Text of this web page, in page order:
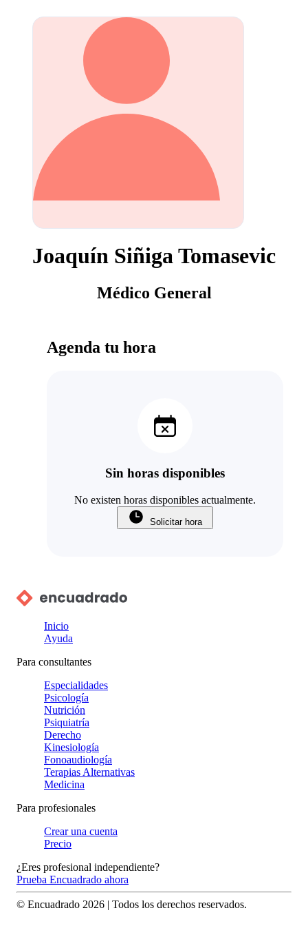
Joaquín Siñiga Tomasevic
Médico General
Agenda tu hora
Sin horas disponibles
No existen horas disponibles actualmente.
Solicitar hora
Inicio
Ayuda
Para consultantes
Especialidades
Psicología
Nutrición
Psiquiatría
Derecho
Kinesiología
Fonoaudiología
Terapias Alternativas
Medicina
Para profesionales
Crear una cuenta
Precio
¿Eres profesional independiente?
Prueba Encuadrado ahora
© Encuadrado 2026 | Todos los derechos reservados.